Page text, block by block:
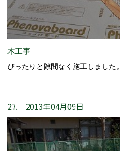
木工事
ぴったりと隙間なく施工しました。
27. 2013年04月09日